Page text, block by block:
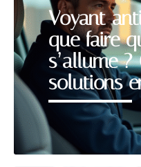
Voyant
que faire
s’allume
solutions